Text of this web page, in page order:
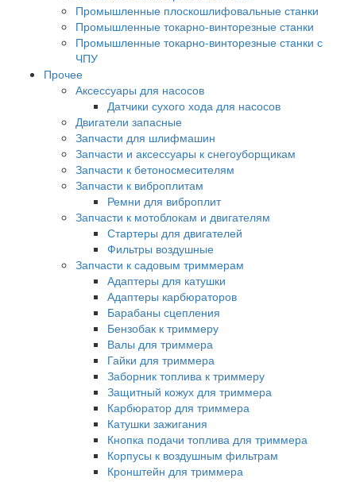
Промышленные плоскошлифовальные станки
Промышленные токарно-винторезные станки
Промышленные токарно-винторезные станки с
ЧПУ
Прочее
Аксессуары для насосов
Датчики сухого хода для насосов
Двигатели запасные
Запчасти для шлифмашин
Запчасти и аксессуары к снегоуборщикам
Запчасти к бетоносмесителям
Запчасти к виброплитам
Ремни для виброплит
Запчасти к мотоблокам и двигателям
Стартеры для двигателей
Фильтры воздушные
Запчасти к садовым триммерам
Адаптеры для катушки
Адаптеры карбюраторов
Барабаны сцепления
Бензобак к триммеру
Валы для триммера
Гайки для триммера
Заборник топлива к триммеру
Защитный кожух для триммера
Карбюратор для триммера
Катушки зажигания
Кнопка подачи топлива для триммера
Корпусы к воздушным фильтрам
Кронштейн для триммера